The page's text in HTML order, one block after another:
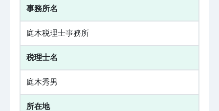
事務所名
庭木税理士事務所
税理士名
庭木秀男
所在地